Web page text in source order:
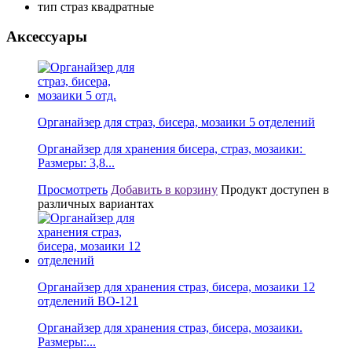
тип страз квадратные
Аксессуары
Органайзер для страз, бисера, мозаики 5 отделений
Органайзер для хранения бисера, страз, мозаики:
Размеры: 3,8...
Просмотреть Добавить в корзину Продукт доступен в
различных вариантах
Органайзер для хранения страз, бисера, мозаики 12
отделений BО-121
Органайзер для хранения страз, бисера, мозаики.
Размеры:...